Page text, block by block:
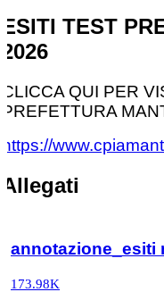
ESITI TEST
2026
CLICCA QUI PER
PREFETTURA
https://
Allegati
annotazione_esiti
173.98K